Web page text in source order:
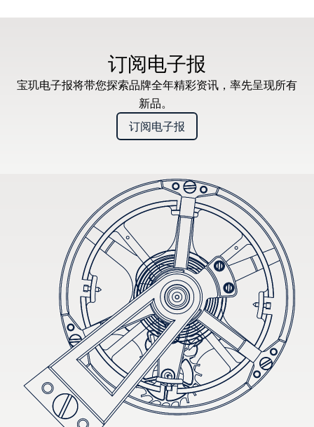
订阅电子报
宝玑电子报将带您探索品牌全年精彩资讯，率先呈现所有
新品。
订阅电子报